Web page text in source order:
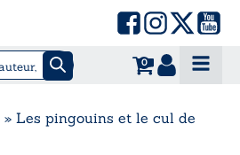
0
» Les pingouins et le cul de